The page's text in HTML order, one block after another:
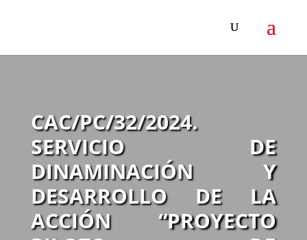
CAC/PC/32/2024.
SERVICIO DE
DINAMINACIÓN Y
DESARROLLO DE LA
ACCIÓN “PROYECTO